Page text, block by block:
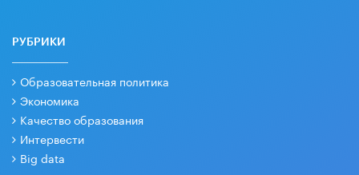
РУБРИКИ
Образовательная политика
Экономика
Качество образования
Интервести
Big data